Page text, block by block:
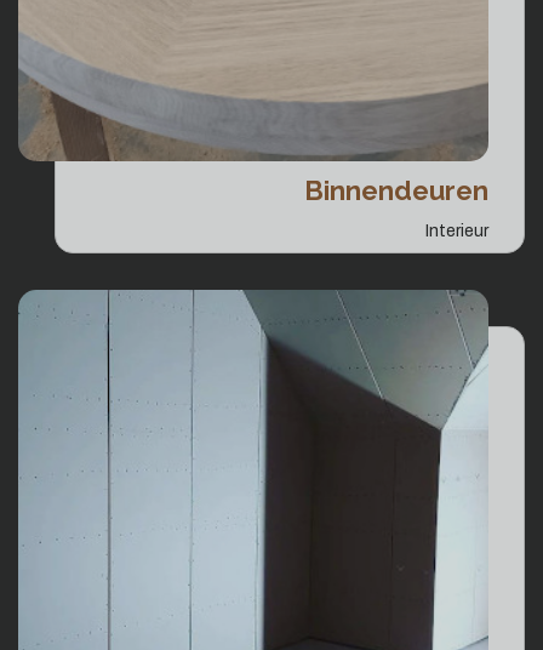
Binnendeuren
Interieur